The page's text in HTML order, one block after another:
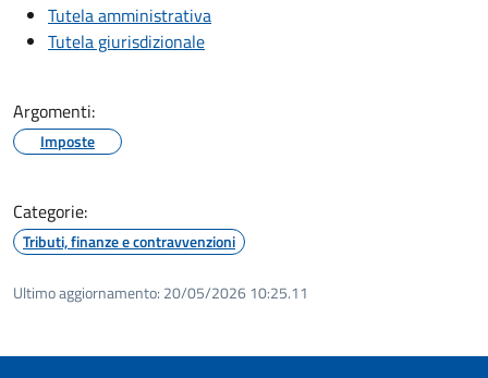
Tutela amministrativa
Tutela giurisdizionale
Argomenti:
Imposte
Categorie:
Tributi, finanze e contravvenzioni
Ultimo aggiornamento: 20/05/2026 10:25.11